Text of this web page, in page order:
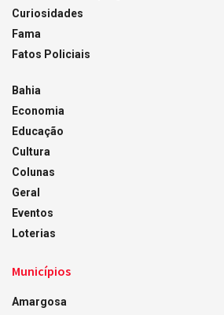
Curiosidades
Fama
Fatos Policiais
Bahia
Economia
Educação
Cultura
Colunas
Geral
Eventos
Loterias
Municípios
Amargosa